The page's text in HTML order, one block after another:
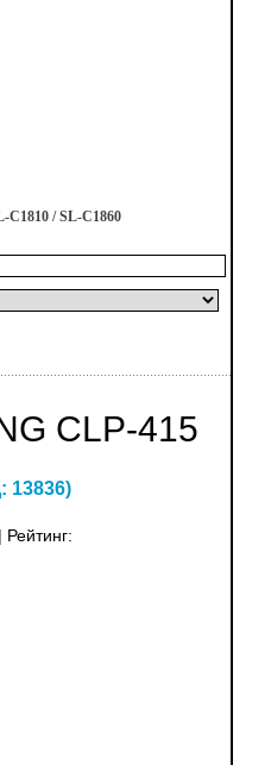
C1810 / SL-C1860
CLP-415
13836)
Рейтинг: